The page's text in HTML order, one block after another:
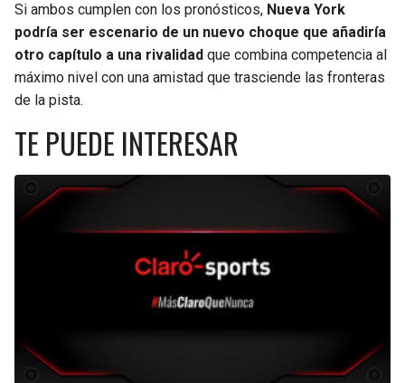
Si ambos cumplen con los pronósticos, Nueva York
podría ser escenario de un nuevo choque que añadiría
otro capítulo a una rivalidad que combina competencia al
máximo nivel con una amistad que trasciende las fronteras
de la pista.
TE PUEDE INTERESAR